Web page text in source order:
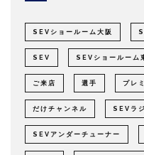
SEVショールーム大阪
SEV SEVショールーム
ご来店 選手 プレ
だけチャンネル SEVラ
SEVアンダーチューナー